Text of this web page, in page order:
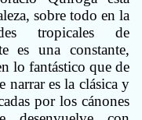
sobre todo en la
tropicales de
es una constante,
lo fantástico que de
narrar es la clásica y
por los cánones